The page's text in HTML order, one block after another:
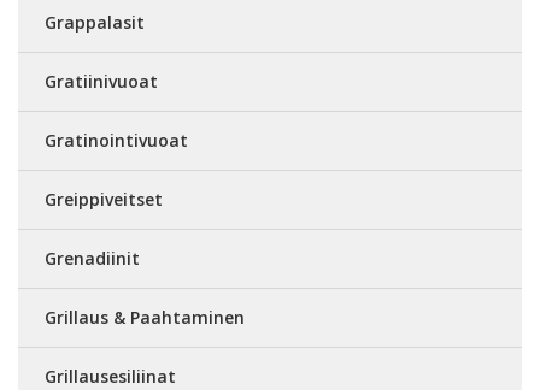
Grappalasit
Gratiinivuoat
Gratinointivuoat
Greippiveitset
Grenadiinit
Grillaus & Paahtaminen
Grillausesiliinat